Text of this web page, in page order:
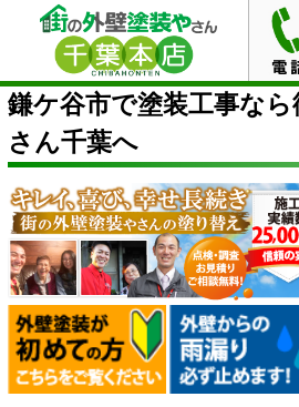
HOME
鎌ケ谷市で塗装工事なら
鎌ケ谷市で塗装工事な
さん千葉へ